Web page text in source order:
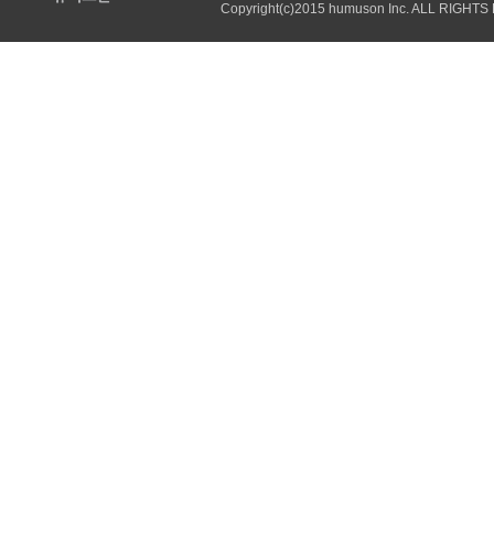
Copyright(c)2015 humuson Inc. ALL RIGHTS